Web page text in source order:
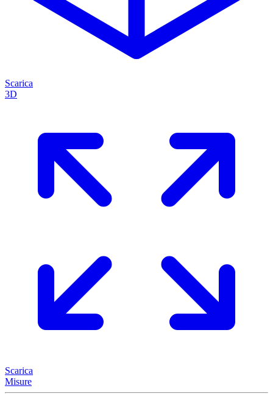
Scarica
3D
Scarica
Misure